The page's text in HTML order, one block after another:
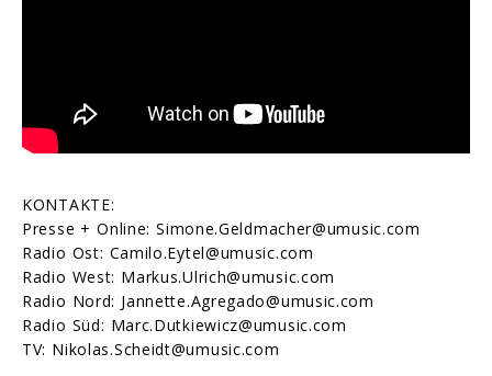
KONTAKTE:
Presse + Online: Simone.Geldmacher@umusic.com
Radio Ost: Camilo.Eytel@umusic.com
Radio West: Markus.Ulrich@umusic.com
Radio Nord: Jannette.Agregado@umusic.com
Radio Süd: Marc.Dutkiewicz@umusic.com
TV: Nikolas.Scheidt@umusic.com